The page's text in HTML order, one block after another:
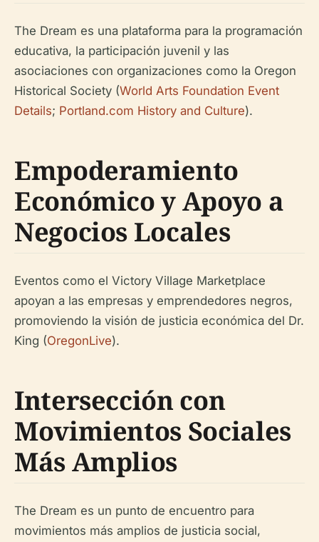
The Dream es una plataforma para la programación
educativa, la participación juvenil y las
asociaciones con organizaciones como la Oregon
Historical Society (World Arts Foundation Event
Details; Portland.com History and Culture).
Empoderamiento
Económico y Apoyo a
Negocios Locales
Eventos como el Victory Village Marketplace
apoyan a las empresas y emprendedores negros,
promoviendo la visión de justicia económica del Dr.
King (OregonLive).
Intersección con
Movimientos Sociales
Más Amplios
The Dream es un punto de encuentro para
movimientos más amplios de justicia social,